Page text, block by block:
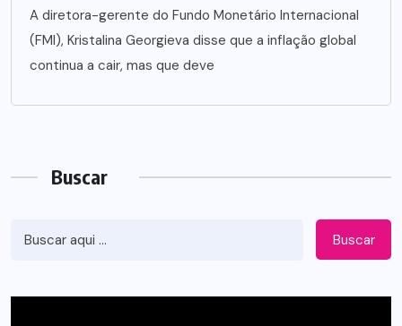
A diretora-gerente do Fundo Monetário Internacional
(FMI), Kristalina Georgieva disse que a inflação global
continua a cair, mas que deve
Buscar
Buscar